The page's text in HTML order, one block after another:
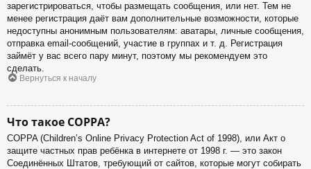
зарегистрироваться, чтобы размещать сообщения, или нет. Тем не
менее регистрация даёт вам дополнительные возможности, которые
недоступны анонимным пользователям: аватары, личные сообщения,
отправка email-сообщений, участие в группах и т. д. Регистрация
займёт у вас всего пару минут, поэтому мы рекомендуем это
сделать.
Вернуться к началу
Что такое COPPA?
COPPA (Children’s Online Privacy Protection Act of 1998), или Акт о
защите частных прав ребёнка в интернете от 1998 г. — это закон
Соединённых Штатов, требующий от сайтов, которые могут собирать